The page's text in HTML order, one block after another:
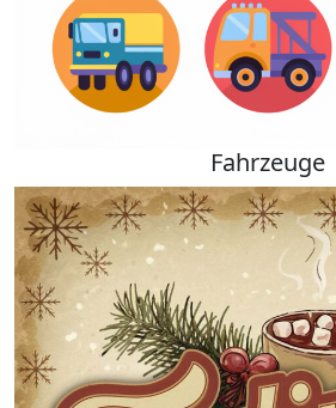
Fahrzeuge